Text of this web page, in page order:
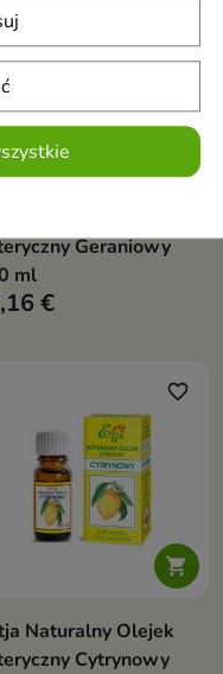
Geraniowy
ml
€

favorite_border
Naturalny Olejek
Cytrynowy